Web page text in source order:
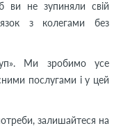
ви не зупиняли свій
з колегами без
Ми зробимо усе
послугами і у цей
залишайтеся на